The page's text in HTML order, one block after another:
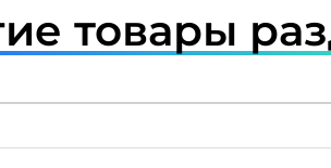
товары